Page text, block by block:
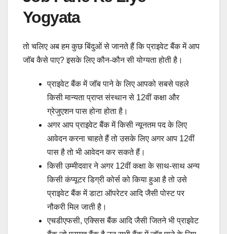
Yogyata
तो चलिए अब हम कुछ बिंदुओं से जानते हैं कि प्राइवेट बैंक में आप
जॉब कैसे पाए? इसके लिए कौन-कौन सी योग्यता होती है।
प्राइवेट बैंक में जॉब पाने के लिए आपको सबसे पहले
किसी मान्यता प्राप्त संस्थान से 12वीं कक्षा और
ग्रेजुएशन पास होना होता है।
अगर आप प्राइवेट बैंक में किसी न्यूनतम पद के लिए
आवेदन करना चाहते हैं तो उसके लिए अगर आप 12वीं
पास है तो भी आवेदन कर सकते हैं।
किसी उम्मीदवार ने अगर 12वीं कक्षा के साथ-साथ अन्य
किसी कंप्यूटर डिग्री कोर्स को किया हुआ है तो उसे
प्राइवेट बैंक में डाटा ऑपरेटर आदि जैसी पोस्ट पर
नौकरी मिल जाती है।
एचडीएफसी, एक्सिस बैंक आदि जैसी जितने भी प्राइवेट